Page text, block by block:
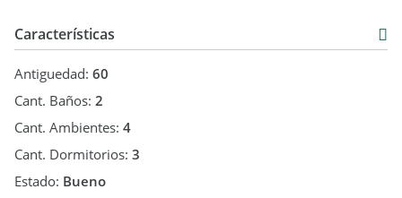
Características
Antiguedad: 60
Cant. Baños: 2
Cant. Ambientes: 4
Cant. Dormitorios: 3
Estado: Bueno